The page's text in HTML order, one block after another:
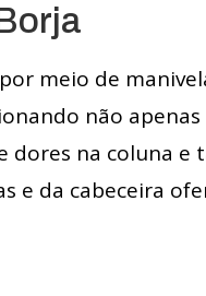
meio de
não
na coluna e
e da cabeceira